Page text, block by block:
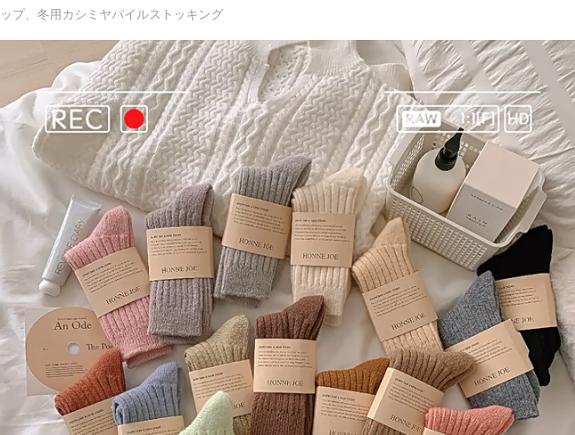
ップ、冬用カシミヤパイルストッキング